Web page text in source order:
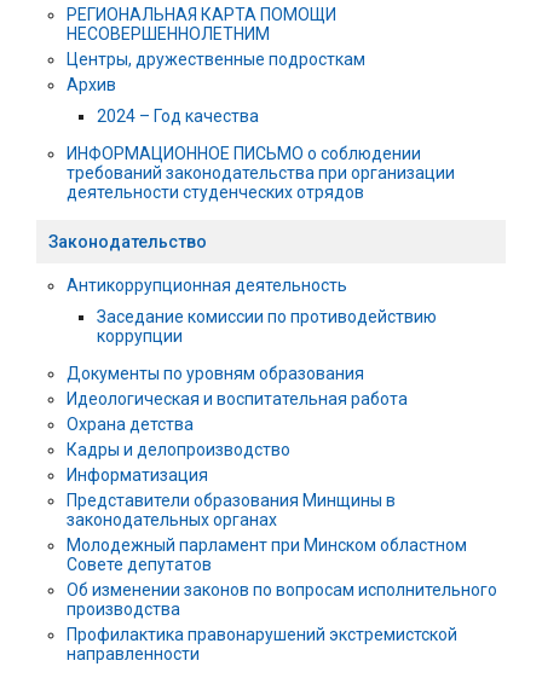
РЕГИОНАЛЬНАЯ КАРТА ПОМОЩИ
НЕСОВЕРШЕННОЛЕТНИМ
Центры, дружественные подросткам
Архив
2024 – Год качества
ИНФОРМАЦИОННОЕ ПИСЬМО о соблюдении
требований законодательства при организации
деятельности студенческих отрядов
Законодательство
Антикоррупционная деятельность
Заседание комиссии по противодействию
коррупции
Документы по уровням образования
Идеологическая и воспитательная работа
Охрана детства
Кадры и делопроизводство
Информатизация
Представители образования Минщины в
законодательных органах
Молодежный парламент при Минском областном
Совете депутатов
Об изменении законов по вопросам исполнительного
производства
Профилактика правонарушений экстремистской
направленности